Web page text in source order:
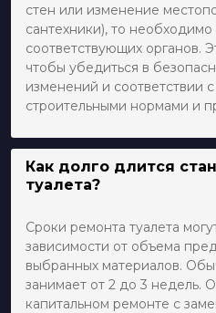
стен или изменение
сантехники), то
соответствующих органов.
чтобы убедиться в
изменений и соответствии
строительными нормами и
Как долго длится
туалета?
Сроки ремонта туалета
зависимости от объема
выбранных материалов.
занимает от 2 до 3 недель.
капитальном ремонте с